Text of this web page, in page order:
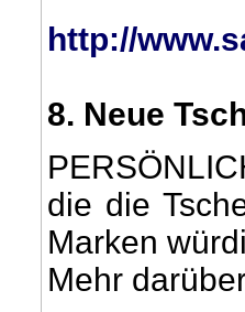
http://
8. Neue
die die
Marken
Mehr